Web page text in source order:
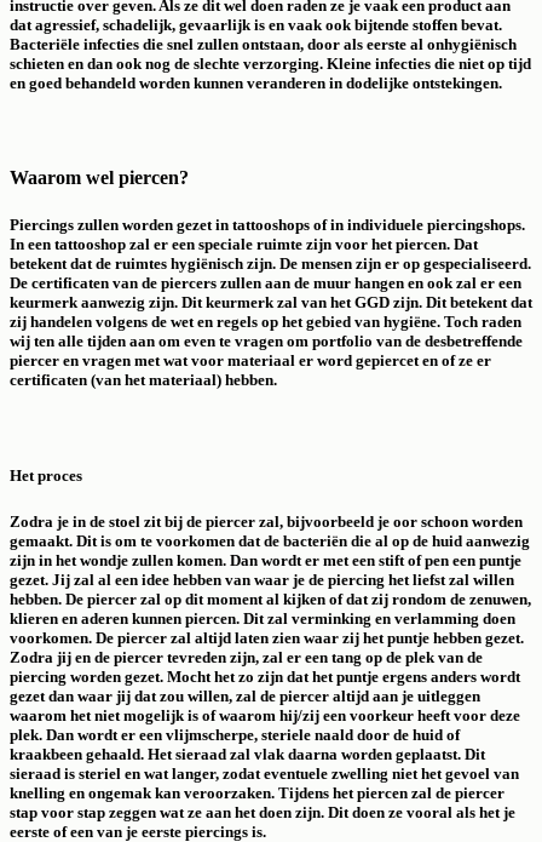
instructie over geven. Als ze dit wel doen raden ze je vaak een product aan
dat agressief, schadelijk, gevaarlijk is en vaak ook bijtende stoffen bevat.
Bacteriële infecties die snel zullen ontstaan, door als eerste al onhygiënisch
schieten en dan ook nog de slechte verzorging. Kleine infecties die niet op tijd
en goed behandeld worden kunnen veranderen in dodelijke ontstekingen.
Waarom wel piercen?
Piercings zullen worden gezet in tattooshops of in individuele piercingshops.
In een tattooshop zal er een speciale ruimte zijn voor het piercen. Dat
betekent dat de ruimtes hygiënisch zijn. De mensen zijn er op gespecialiseerd.
De certificaten van de piercers zullen aan de muur hangen en ook zal er een
keurmerk aanwezig zijn. Dit keurmerk zal van het GGD zijn. Dit betekent dat
zij handelen volgens de wet en regels op het gebied van hygiëne. Toch raden
wij ten alle tijden aan om even te vragen om portfolio van de desbetreffende
piercer en vragen met wat voor materiaal er word gepiercet en of ze er
certificaten (van het materiaal) hebben.
Het proces
Zodra je in de stoel zit bij de piercer zal, bijvoorbeeld je oor schoon worden
gemaakt. Dit is om te voorkomen dat de bacteriën die al op de huid aanwezig
zijn in het wondje zullen komen. Dan wordt er met een stift of pen een puntje
gezet. Jij zal al een idee hebben van waar je de piercing het liefst zal willen
hebben. De piercer zal op dit moment al kijken of dat zij rondom de zenuwen,
klieren en aderen kunnen piercen. Dit zal verminking en verlamming doen
voorkomen. De piercer zal altijd laten zien waar zij het puntje hebben gezet.
Zodra jij en de piercer tevreden zijn, zal er een tang op de plek van de
piercing worden gezet. Mocht het zo zijn dat het puntje ergens anders wordt
gezet dan waar jij dat zou willen, zal de piercer altijd aan je uitleggen
waarom het niet mogelijk is of waarom hij/zij een voorkeur heeft voor deze
plek. Dan wordt er een vlijmscherpe, steriele naald door de huid of
kraakbeen gehaald. Het sieraad zal vlak daarna worden geplaatst. Dit
sieraad is steriel en wat langer, zodat eventuele zwelling niet het gevoel van
knelling en ongemak kan veroorzaken. Tijdens het piercen zal de piercer
stap voor stap zeggen wat ze aan het doen zijn. Dit doen ze vooral als het je
eerste of een van je eerste piercings is.